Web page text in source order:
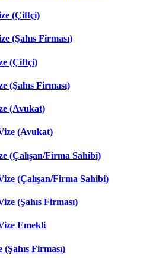
(Çiftçi)
(Şahıs Firması)
(Çiftçi)
(Şahıs Firması)
(Avukat)
(Avukat)
(Çalışan/Firma Sahibi)
(Çalışan/Firma Sahibi)
(Şahıs Firması)
Emekli
Firması)